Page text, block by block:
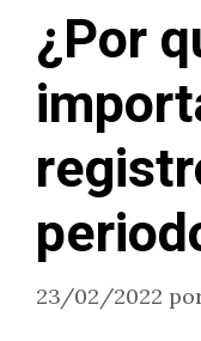
¿Por
23/02/2022